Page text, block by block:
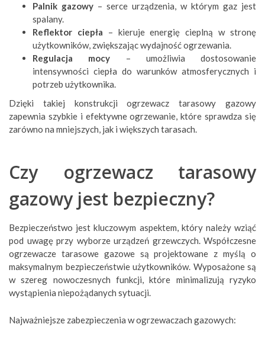
Palnik gazowy – serce urządzenia, w którym gaz jest
spalany.
Reflektor ciepła – kieruje energię cieplną w stronę
użytkowników, zwiększając wydajność ogrzewania.
Regulacja mocy – umożliwia dostosowanie
intensywności ciepła do warunków atmosferycznych i
potrzeb użytkownika.
Dzięki takiej konstrukcji ogrzewacz tarasowy gazowy
zapewnia szybkie i efektywne ogrzewanie, które sprawdza się
zarówno na mniejszych, jak i większych tarasach.
Czy ogrzewacz tarasowy
gazowy jest bezpieczny?
Bezpieczeństwo jest kluczowym aspektem, który należy wziąć
pod uwagę przy wyborze urządzeń grzewczych. Współczesne
ogrzewacze tarasowe gazowe są projektowane z myślą o
maksymalnym bezpieczeństwie użytkowników. Wyposażone są
w szereg nowoczesnych funkcji, które minimalizują ryzyko
wystąpienia niepożądanych sytuacji.
Najważniejsze zabezpieczenia w ogrzewaczach gazowych: